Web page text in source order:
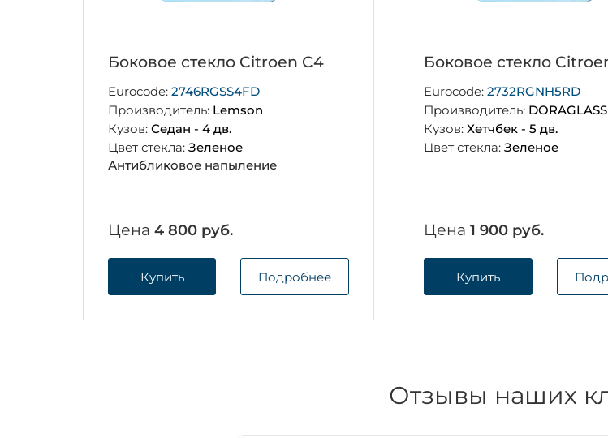
Боковое стекло Citroen C4
Eurocode: 2746RGSS4FD
Производитель: Lemson
Кузов: Седан - 4 дв.
Цвет стекла: Зеленое
Антибликовое напыление
Цена 4 800 руб.
Купить Подробнее
Боковое стекло
Eurocode:2732RGNH5RD
Производитель: DORAGLASS
Кузов:Хетчбек - 5 дв.
Цвет стекла:Зеленое
Цена1 900 руб.
Купить
Отзывы наших